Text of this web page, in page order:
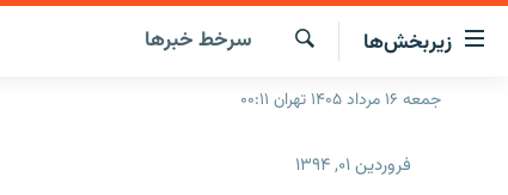
لینک‌های
قابلیت
دسترسی
زیربخش‌ها
صفحه اصلی
جستجو
سرخط‌ خبرها
جمعه ۱۶ مرداد ۱۴۰۵ تهران ۰۰:۱۱
فروردین ۰۱, ۱۳۹۴